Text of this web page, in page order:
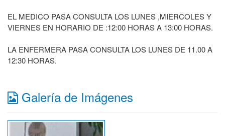
EL MEDICO PASA CONSULTA LOS LUNES ,MIERCOLES Y
VIERNES EN HORARIO DE :12:00 HORAS A 13:00 HORAS.
LA ENFERMERA PASA CONSULTA LOS LUNES DE 11.00 A
12:30 HORAS.
Galería de Imágenes